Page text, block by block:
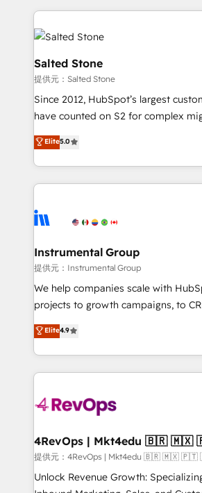
rollouts, adoption coaching. Buying HubSpot,
built for the work.
Partner Accreditations with both
our clients gain a unique advantage
architecture, pipeline generation,
and go-to-market execution. Why B2B Businesses
Choose RP: - Secure: Soc2 compliant 🛡️ - Pricing:
Implementations starting at $1,5k 💵 -
in 14 days ⚡ - Global: 250 professionals across five
Partner 🪴 - Sales Hub: More implementations than
hire a technical agency for a growth
partner built to solve both.
Salted Stone
提供元：Salted Stone
Since 2012, HubSpot’s largest
have counted on S2 for complex
management, systems integration,
solutions that deliver measurable
transform brand experiences As one of the few full-
service creative agencies in the
winning design to build scalable,
marketing campaigns, & RevOps
fuel long-term success We connect the entire
customer lifecycle through seamless
ensure long-term adoption with
and service to drive sustainable growth With 6
HubSpot accreditations and
teams has worked with clients just like
explore whether S2 is the partner
looking for...and get your next big
Elite5.0
Instrumental Group
提供元：Instrumental Group
We help companies scale with
projects to growth campaigns, to
Hire an agency that's experienced in
HubSpot and willing to work hand-
team to simplify the complex and
experience for your team and
Elite4.9
4RevOps |
提供元：4RevOps | Mkt4edu 🇧🇷 🇲🇽
Unlock Revenue Growth: